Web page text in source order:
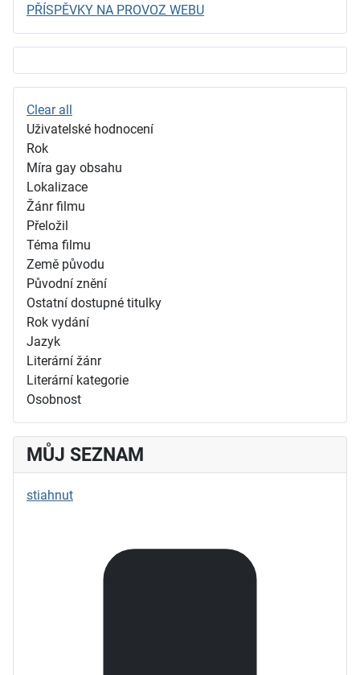
PŘÍSPĚVKY NA PROVOZ WEBU
Clear all
Uživatelské hodnocení
Rok
Míra gay obsahu
Lokalizace
Žánr filmu
Přeložil
Téma filmu
Země původu
Původní znění
Ostatní dostupné titulky
Rok vydání
Jazyk
Literární žánr
Literární kategorie
Osobnost
MŮJ SEZNAM
stiahnut